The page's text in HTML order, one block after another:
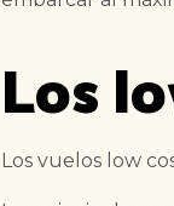
Los
Los vuelos low